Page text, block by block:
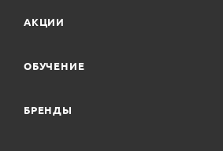
АКЦИИ
ОБУЧЕНИЕ
БРЕНДЫ